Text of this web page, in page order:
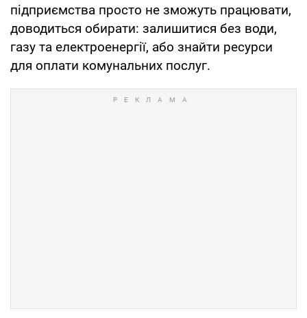
підприємства просто не зможуть працювати,
доводиться обирати: залишитися без води,
газу та електроенергії, або знайти ресурси
для оплати комунальних послуг.